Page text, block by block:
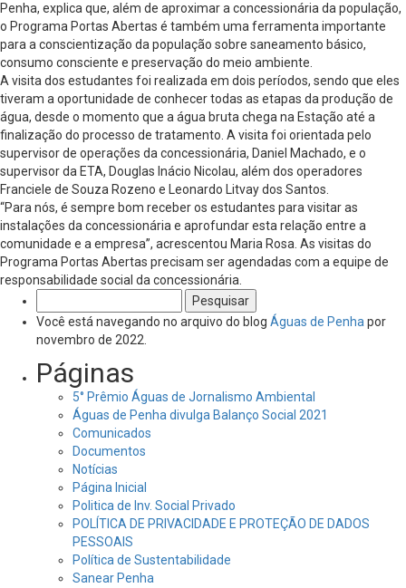
Penha, explica que, além de aproximar a concessionária da população,
o Programa Portas Abertas é também uma ferramenta importante
para a conscientização da população sobre saneamento básico,
consumo consciente e preservação do meio ambiente.
A visita dos estudantes foi realizada em dois períodos, sendo que eles
tiveram a oportunidade de conhecer todas as etapas da produção de
água, desde o momento que a água bruta chega na Estação até a
finalização do processo de tratamento. A visita foi orientada pelo
supervisor de operações da concessionária, Daniel Machado, e o
supervisor da ETA, Douglas Inácio Nicolau, além dos operadores
Franciele de Souza Rozeno e Leonardo Litvay dos Santos.
“Para nós, é sempre bom receber os estudantes para visitar as
instalações da concessionária e aprofundar esta relação entre a
comunidade e a empresa”, acrescentou Maria Rosa. As visitas do
Programa Portas Abertas precisam ser agendadas com a equipe de
responsabilidade social da concessionária.
por:
Você está navegando no arquivo do blog Águas de Penha por
novembro de 2022.
Páginas
5° Prêmio Águas de Jornalismo Ambiental
Águas de Penha divulga Balanço Social 2021
Comunicados
Documentos
Notícias
Página Inicial
Politica de Inv. Social Privado
POLÍTICA DE PRIVACIDADE E PROTEÇÃO DE DADOS
PESSOAIS
Política de Sustentabilidade
Sanear Penha